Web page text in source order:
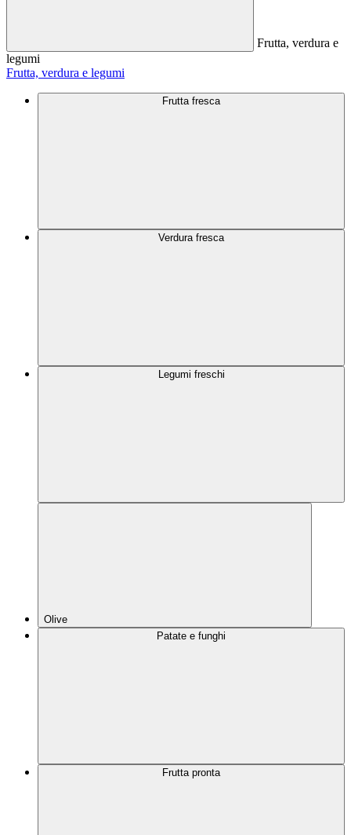
Frutta, verdura e
legumi
Frutta, verdura e legumi
Frutta fresca
Verdura fresca
Legumi freschi
Olive
Patate e funghi
Frutta pronta